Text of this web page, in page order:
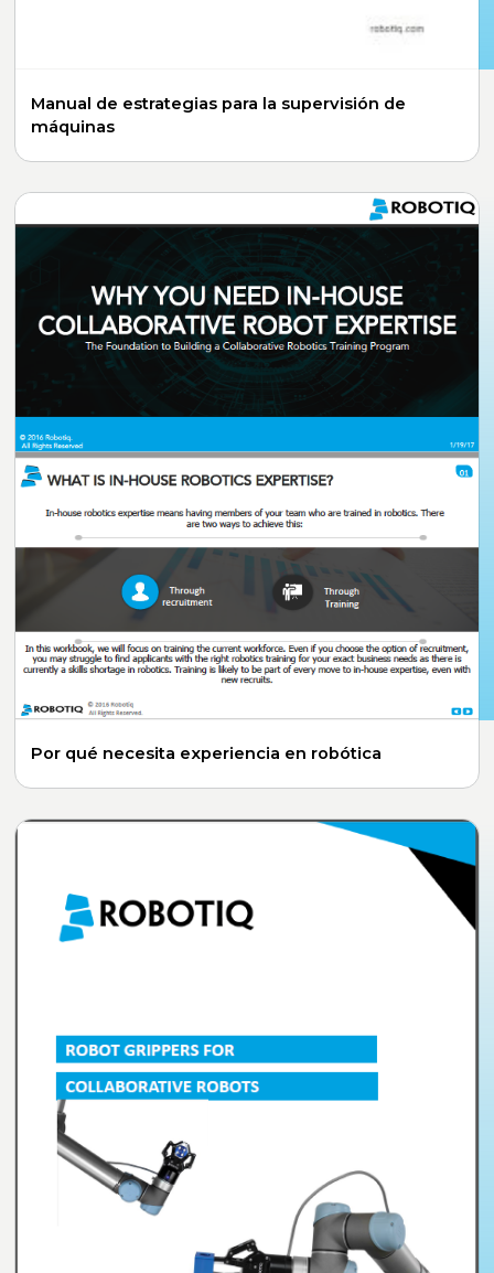
Manual de estrategias para la supervisión de
máquinas
Por qué necesita experiencia en robótica